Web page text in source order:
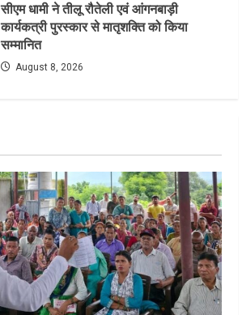
सीएम धामी ने तीलू रौतेली एवं आंगनबाड़ी
कार्यकत्री पुरस्कार से मातृशक्ति को किया
सम्मानित
August 8, 2026